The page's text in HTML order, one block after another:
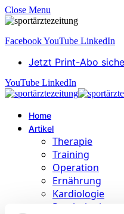
Close Menu
FacebookYouTube LinkedIn
Jetzt Print-Abo
YouTube LinkedIn
Home
Artikel
Therapie
Training
Operation
Ernährung
Kardiologie
Psychologie